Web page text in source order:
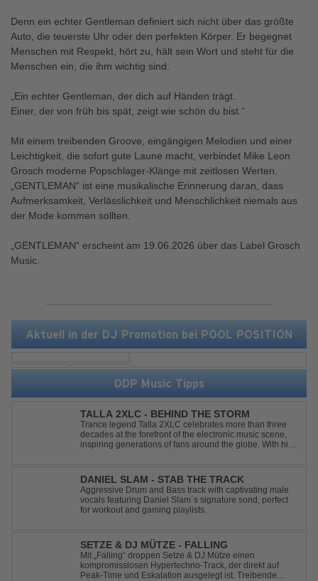
Aktuell in der DJ Promotion bei POOL POSITION
DDP Music Tipps
TALLA 2XLC - BEHIND THE STORM
Trance legend Talla 2XLC celebrates more than three
decades at the forefront of the electronic music scene,
inspiring generations of fans around the globe. With his
Vocal Trance at its very ...
DANIEL SLAM - STAB THE TRACK
Aggressive Drum and Bass track with captivating male
vocals featuring Daniel Slam´s signature sond, perfect
for workout and gaming playlists.
SETZE & DJ MÜTZE - FALLING
Mit „Falling“ droppen Setze & DJ Mütze einen
kompromisslosen Hypertechno-Track, der direkt auf
Peak-Time und Eskalation ausgelegt ist. Treibende
Denn ein echter Gentleman definiert sich nicht über das größte
Auto, die teuerste Uhr oder den perfekten Körper. Er begegnet
Menschen mit Respekt, hört zu, hält sein Wort und steht für die
Menschen ein, die ihm wichtig sind.
„Ein echter Gentleman, der dich auf Händen trägt.
Einer, der von früh bis spät, zeigt wie schön du bist.“
Mit einem treibenden Groove, eingängigen Melodien und einer
Leichtigkeit, die sofort gute Laune macht, verbindet Mike Leon
Grosch moderne Popschlager-Klänge mit zeitlosen Werten.
„GENTLEMAN“ ist eine musikalische Erinnerung daran, dass
Aufmerksamkeit, Verlässlichkeit und Menschlichkeit niemals aus
der Mode kommen sollten.
„GENTLEMAN“ erscheint am 19.06.2026 über das Label Grosch
Music.